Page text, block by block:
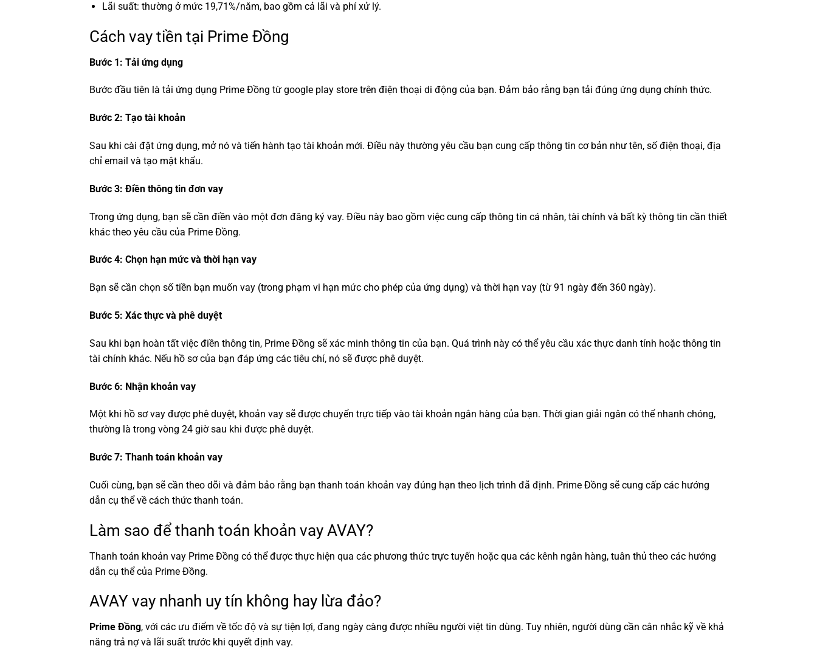
Lãi suất: thường ở mức 19,71%/năm, bao gồm cả lãi và phí xử lý.
Cách vay tiền tại Prime Đồng
Bước 1: Tải ứng dụng
Bước đầu tiên là tải ứng dụng Prime Đồng từ google play store trên điện thoại di động của bạn. Đảm bảo rằng bạn tải đúng ứng dụng chính thức.
Bước 2: Tạo tài khoản
Sau khi cài đặt ứng dụng, mở nó và tiến hành tạo tài khoản mới. Điều này thường yêu cầu bạn cung cấp thông tin cơ bản như tên, số điện thoại, địa
chỉ email và tạo mật khẩu.
Bước 3: Điền thông tin đơn vay
Trong ứng dụng, bạn sẽ cần điền vào một đơn đăng ký vay. Điều này bao gồm việc cung cấp thông tin cá nhân, tài chính và bất kỳ thông tin cần thiết
khác theo yêu cầu của Prime Đồng.
Bước 4: Chọn hạn mức và thời hạn vay
Bạn sẽ cần chọn số tiền bạn muốn vay (trong phạm vi hạn mức cho phép của ứng dụng) và thời hạn vay (từ 91 ngày đến 360 ngày).
Bước 5: Xác thực và phê duyệt
Sau khi bạn hoàn tất việc điền thông tin, Prime Đồng sẽ xác minh thông tin của bạn. Quá trình này có thể yêu cầu xác thực danh tính hoặc thông tin
tài chính khác. Nếu hồ sơ của bạn đáp ứng các tiêu chí, nó sẽ được phê duyệt.
Bước 6: Nhận khoản vay
Một khi hồ sơ vay được phê duyệt, khoản vay sẽ được chuyển trực tiếp vào tài khoản ngân hàng của bạn. Thời gian giải ngân có thể nhanh chóng,
thường là trong vòng 24 giờ sau khi được phê duyệt.
Bước 7: Thanh toán khoản vay
Cuối cùng, bạn sẽ cần theo dõi và đảm bảo rằng bạn thanh toán khoản vay đúng hạn theo lịch trình đã định. Prime Đồng sẽ cung cấp các hướng
dẫn cụ thể về cách thức thanh toán.
Làm sao để thanh toán khoản vay AVAY?
Thanh toán khoản vay Prime Đồng có thể được thực hiện qua các phương thức trực tuyến hoặc qua các kênh ngân hàng, tuân thủ theo các hướng
dẫn cụ thể của Prime Đồng.
AVAY vay nhanh uy tín không hay lừa đảo?
Prime Đồng, với các ưu điểm về tốc độ và sự tiện lợi, đang ngày càng được nhiều người việt tin dùng. Tuy nhiên, người dùng cần cân nhắc kỹ về khả
năng trả nợ và lãi suất trước khi quyết định vay.